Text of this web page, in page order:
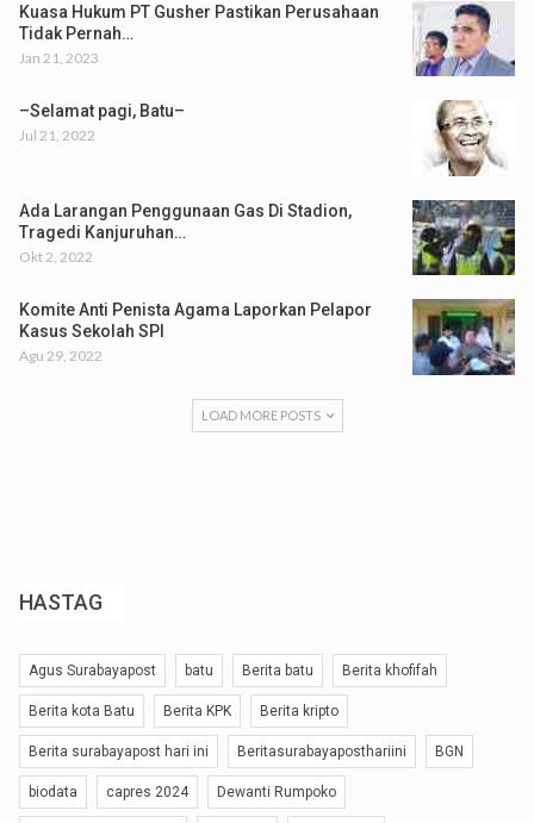
Kuasa Hukum PT Gusher Pastikan Perusahaan
Tidak Pernah…
Jan 21, 2023
–Selamat pagi, Batu–
Jul 21, 2022
Ada Larangan Penggunaan Gas Di Stadion,
Tragedi Kanjuruhan…
Okt 2, 2022
Komite Anti Penista Agama Laporkan Pelapor
Kasus Sekolah SPI
Agu 29, 2022
LOAD MORE POSTS
HASTAG
Agus Surabayapost batu Berita batu Berita khofifah
Berita kota Batu Berita KPK Berita kripto
Berita surabayapost hari ini Beritasurabayaposthariini BGN
biodata capres 2024 Dewanti Rumpoko